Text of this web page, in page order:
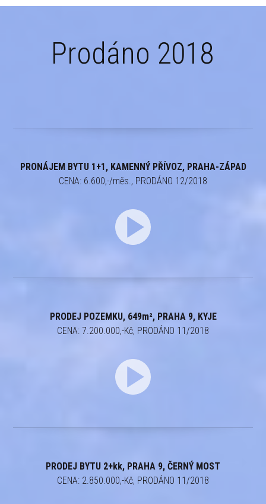
Prodáno 2018
PRONÁJEM BYTU 1+1, KAMENNÝ PŘÍVOZ, PRAHA-ZÁPAD
CENA: 6.600,-/měs., PRODÁNO 12/2018
PRODEJ POZEMKU, 649m², PRAHA 9, KYJE
CENA: 7.200.000,-Kč, PRODÁNO 11/2018
PRODEJ BYTU 2+kk, PRAHA 9, ČERNÝ MOST
CENA: 2.850.000,-Kč, PRODÁNO 11/2018